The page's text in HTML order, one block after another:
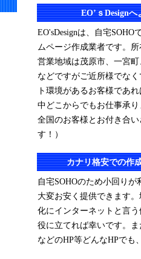
EO’ｓDesign
EO'sDesignは、自宅SOHO
ムページ作成業者です。
営業地域は茂原市、一宮
などですがご近所様でな
ト環境があるお客様であ
中どこからでもお仕事承
全国のお客様とお付き合
す！）
カナリ格安での作
自宅SOHOのため小回り
大変お安く提供できます
化にインターネットと言
役に立てれば幸いです。
などのHP等どんなHPでも